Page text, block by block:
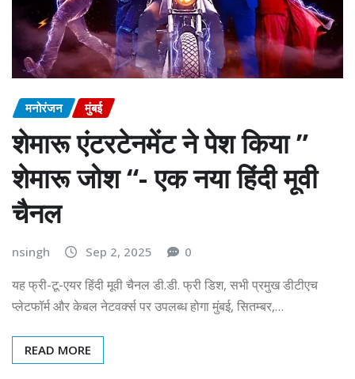
मनोरंजन मुंबई
शेमारू एंटरटेनमेंट ने पेश किया ”
शेमारू जोश “- एक नया हिंदी मूवी
चैनल
nsingh Sep 2, 2025 0
यह फ्री-टू-एयर हिंदी मूवी चैनल डी.डी. फ्री डिश, सभी प्रमुख डीटीएच
प्लेटफॉर्म और केबल नेटवर्क्स पर उपलब्ध होगा मुंबई, सितम्बर,…
READ MORE